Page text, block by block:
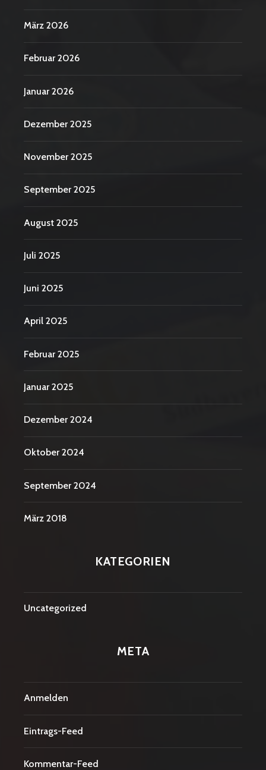
März 2026
Februar 2026
Januar 2026
Dezember 2025
November 2025
September 2025
August 2025
Juli 2025
Juni 2025
April 2025
Februar 2025
Januar 2025
Dezember 2024
Oktober 2024
September 2024
März 2018
KATEGORIEN
Uncategorized
META
Anmelden
Eintrags-Feed
Kommentar-Feed